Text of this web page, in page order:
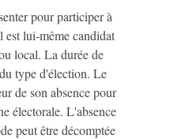
pour participer à
est lui-même candidat
local. La durée de
type d'élection. Le
de son absence pour
électorale. L'absence
peut être décomptée